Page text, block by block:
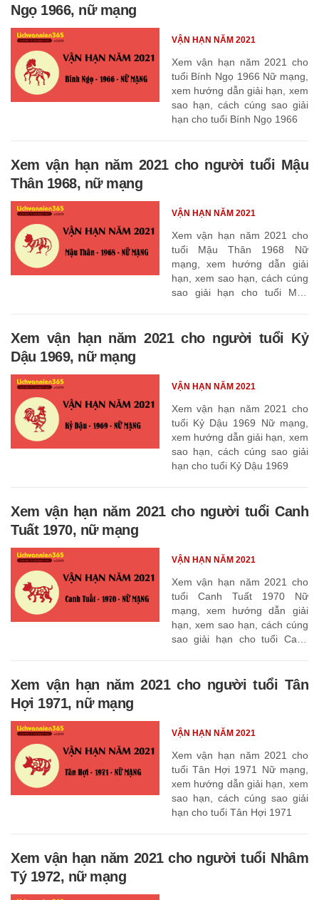
Ngọ 1966, nữ mạng
Xem vận hạn năm 2021 cho
tuổi Bính Ngọ 1966 Nữ mạng,
xem hướng dẫn giải hạn, xem
sao hạn, cách cúng sao giải
hạn cho tuổi Bính Ngọ 1966
VẬN HẠN NĂM 2021
Xem vận hạn năm 2021 cho người tuổi Mậu
Thân 1968, nữ mạng
Xem vận hạn năm 2021 cho
tuổi Mậu Thân 1968 Nữ
mạng, xem hướng dẫn giải
hạn, xem sao hạn, cách cúng
sao giải hạn cho tuổi Mậu
VẬN HẠN NĂM 2021
Xem vận hạn năm 2021 cho người tuổi Kỷ
Dậu 1969, nữ mạng
Xem vận hạn năm 2021 cho
tuổi Kỷ Dậu 1969 Nữ mạng,
xem hướng dẫn giải hạn, xem
sao hạn, cách cúng sao giải
hạn cho tuổi Kỷ Dậu 1969
VẬN HẠN NĂM 2021
Xem vận hạn năm 2021 cho người tuổi Canh
Tuất 1970, nữ mạng
Xem vận hạn năm 2021 cho
tuổi Canh Tuất 1970 Nữ
mạng, xem hướng dẫn giải
hạn, xem sao hạn, cách cúng
sao giải hạn cho tuổi Canh
VẬN HẠN NĂM 2021
Xem vận hạn năm 2021 cho người tuổi Tân
Hợi 1971, nữ mạng
Xem vận hạn năm 2021 cho
tuổi Tân Hợi 1971 Nữ mạng,
xem hướng dẫn giải hạn, xem
sao hạn, cách cúng sao giải
hạn cho tuổi Tân Hợi 1971
VẬN HẠN NĂM 2021
Xem vận hạn năm 2021 cho người tuổi Nhâm
Tý 1972, nữ mạng